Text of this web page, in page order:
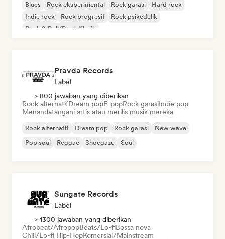
Blues Rock eksperimental Rock garasi
Hard rock
Indie rock
Rock progresif
Rock psikedelik
Rock & Roll/Rock Klasik
Pravda Records
Label
> 800 jawaban yang diberikan
Rock alternatifDream popE-popRock garasiIndie pop
Menandatangani artis atau merilis musik mereka
Rock alternatif Dream pop Rock garasi
New wave
Pop soul
Reggae Shoegaze Soul
Sungate Records
Label
> 1300 jawaban yang diberikan
Afrobeat/AfropopBeats/Lo-fiBossa nova
Chill/Lo-fi Hip-HopKomersial/Mainstream